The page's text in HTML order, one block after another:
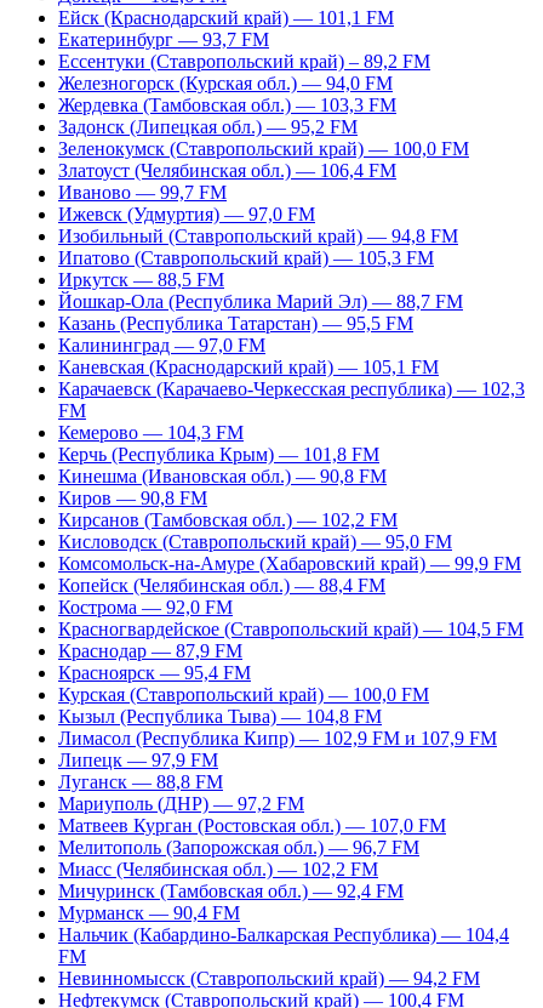
Ейск (Краснодарский край) — 101,1 FM
Екатеринбург — 93,7 FM
Ессентуки (Ставропольский край) – 89,2 FM
Железногорск (Курская обл.) — 94,0 FM
Жердевка (Тамбовская обл.) — 103,3 FM
Задонск (Липецкая обл.) — 95,2 FM
Зеленокумск (Ставропольский край) — 100,0 FM
Златоуст (Челябинская обл.) — 106,4 FM
Иваново — 99,7 FM
Ижевск (Удмуртия) — 97,0 FM
Изобильный (Ставропольский край) — 94,8 FM
Ипатово (Ставропольский край) — 105,3 FM
Иркутск — 88,5 FM
Йошкар-Ола (Республика Марий Эл) — 88,7 FM
Казань (Республика Татарстан) — 95,5 FM
Калининград — 97,0 FM
Каневская (Краснодарский край) — 105,1 FM
Карачаевск (Карачаево-Черкесская республика) — 102,3
FM
Кемерово — 104,3 FM
Керчь (Республика Крым) — 101,8 FM
Кинешма (Ивановская обл.) — 90,8 FM
Киров — 90,8 FM
Кирсанов (Тамбовская обл.) — 102,2 FM
Кисловодск (Ставропольский край) — 95,0 FM
Комсомольск-на-Амуре (Хабаровский край) — 99,9 FM
Копейск (Челябинская обл.) — 88,4 FM
Кострома — 92,0 FM
Красногвардейское (Ставропольский край) — 104,5 FM
Краснодар — 87,9 FM
Красноярск — 95,4 FM
Курская (Ставропольский край) — 100,0 FM
Кызыл (Республика Тыва) — 104,8 FM
Лимасол (Республика Кипр) — 102,9 FM и 107,9 FM
Липецк — 97,9 FM
Луганск — 88,8 FM
Мариуполь (ДНР) — 97,2 FM
Матвеев Курган (Ростовская обл.) — 107,0 FM
Мелитополь (Запорожская обл.) — 96,7 FM
Миасс (Челябинская обл.) — 102,2 FM
Мичуринск (Тамбовская обл.) — 92,4 FM
Мурманск — 90,4 FM
Нальчик (Кабардино-Балкарская Республика) — 104,4
FM
Невинномысск (Ставропольский край) — 94,2 FM
Нефтекумск (Ставропольский край) — 100,4 FM